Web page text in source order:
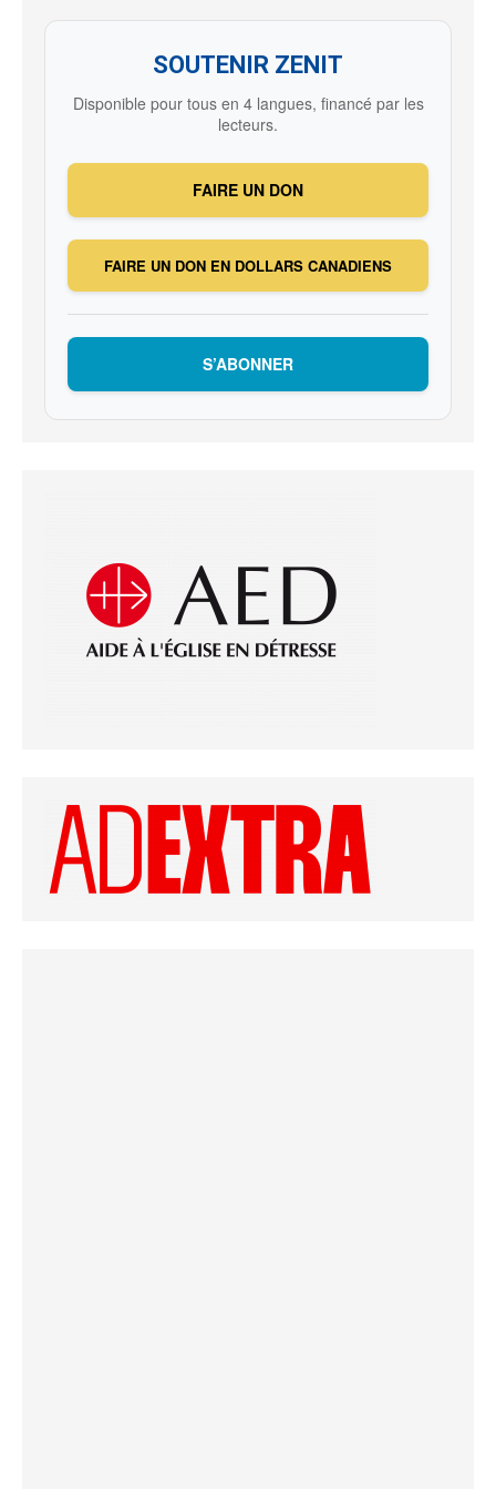
SOUTENIR ZENIT
Disponible pour tous en 4 langues, financé par les
lecteurs.
FAIRE UN DON
FAIRE UN DON EN DOLLARS CANADIENS
S’ABONNER